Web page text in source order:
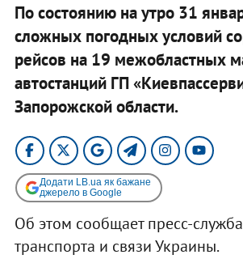
По состоянию на утро 31
сложных погодных условий
рейсов на 19 межобластных
автостанций ГП
Запорожской области.
Додати LB.ua як бажане
джерело в Google
Об этом сообщает пресс-
транспорта и связи Украины.